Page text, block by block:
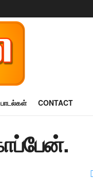
CONTACT